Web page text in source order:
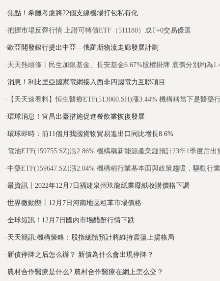
·焦點！希臘考慮將22個支線機場打包私有化
·把握市場反彈行情 上證可轉債ETF（511180）成T+0交易優選
· 歐亞開發銀行提出中亞—俄羅斯物流走廊發展計劃
· 天天熱頭條丨民生加銀基金、長安基金6.67%股權掛牌 底價分別約為
·消息！利比里亞國家電網接入西非四國電力互聯項目
· 【天天速看料】恒生醫療ETF(513060.SH)漲3.44% 機構稱當下是醫藥
·環球消息！宜昌出臺措施促進餐飲業恢復發展
·環球即時：前11個月我國貨物貿易進出口同比增長8.6%
· 電池ETF(159755.SZ)漲2.86% 機構稱新能源產業鏈預計23年1季度后
·中藥ETF(159647.SZ)漲2.04% 機構稱行業基本面與政策趨暖，驅動
·最資訊丨2022年12月7日福建泉州玖龍紙業廢紙收購價格下調
·世界微動態丨12月7日河南地區粗苯市場價格
·全球短訊！12月7日國內市場醋酐行情下跌
· 天天簡訊:機構策略：股指總體預計將維持震蕩上揚格局
· 新債停牌之后怎么辦？ 新債為什么會出現停牌？
· 農村合作醫療是什么? 農村合作醫療在網上怎么交？